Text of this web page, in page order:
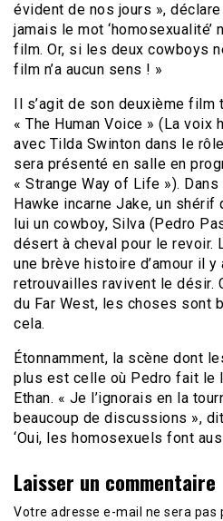
évident de nos jours »,
jamais le mot ‘homosexualité’
film. Or, si les deux cowboys
film n’a aucun sens ! »
Il s’agit de son deuxième film
« The Human Voice » (La voix
avec Tilda Swinton dans le
sera présenté en salle en
« Strange Way of Life »).
Hawke incarne Jake, un shérif
lui un cowboy, Silva (Pedro
désert à cheval pour le revoir.
une brève histoire d’amour il y
retrouvailles ravivent le désir.
du Far West, les choses sont
cela.
Étonnamment, la scène dont
plus est celle où Pedro fait le
Ethan. « Je l’ignorais en la
beaucoup de discussions »,
‘Oui, les homosexuels font
Laisser un commentaire
Votre adresse e-mail ne sera pas